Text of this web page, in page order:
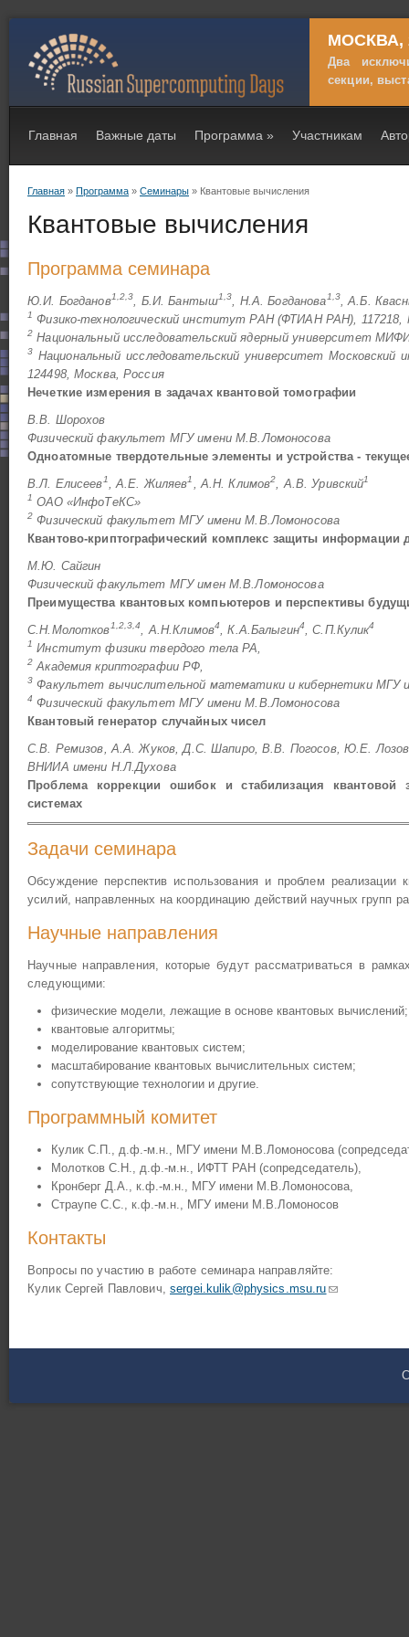
МОСКВА,
Два
секции,
Главная Важные даты Программа » Участникам
Главная » Программа » Семинары » Квантовые вычисления
Квантовые вычисления
Программа семинара
Ю.И. Богданов1,2,3 , Б.И. Бантыш1,3 , Н.А. Богданова1,3, А.Б.
1 Физико-технологический институт РАН (ФТИАН РАН), 117218,
2 Национальный исследовательский ядерный университет
3 Национальный исследовательский университет
124498, Москва, Россия
Нечеткие измерения в задачах квантовой томографии
В.В. Шорохов
Физический факультет МГУ имени М.В.Ломоносова
Одноатомные твердотельные элементы и устройства -
В.Л. Елисеев1 , А.Е. Жиляев1 , А.Н. Климов2 , А.В. Уривский1
1 ОАО «ИнфоТеКС»
2 Физический факультет МГУ имени М.В.Ломоносова
Квантово-криптографический комплекс защиты информации
М.Ю. Сайгин
Физический факультет МГУ имен М.В.Ломоносова
Преимущества квантовых компьютеров и перспективы
С.Н.Молотков1,2,3,4 , А.Н.Климов4 , К.А.Балыгин4 , С.П.Кулик4
1 Институт физики твердого тела РА,
2 Академия криптографии РФ,
3 Факультет вычислительной математики и кибернетики МГУ
4 Физический факультет МГУ имени М.В.Ломоносова
Квантовый генератор случайных чисел
С.В. Ремизов, А.А. Жуков, Д.С. Шапиро, В.В. Погосов, Ю.Е.
ВНИИА имени Н.Л.Духова
Проблема коррекции ошибок и стабилизация квантовой
системах
Задачи семинара
Обсуждение перспектив использования и проблем реализации
усилий, направленных на координацию действий научных групп
Научные направления
Научные направления, которые будут рассматриваться в
следующими:
физические модели, лежащие в основе квантовых вычислений;
квантовые алгоритмы;
моделирование квантовых систем;
масштабирование квантовых вычислительных систем;
сопутствующие технологии и другие.
Программный комитет
Кулик С.П., д.ф.-м.н., МГУ имени М.В.Ломоносова
Молотков С.Н., д.ф.-м.н., ИФТТ РАН (сопредседатель),
Кронберг Д.А., к.ф.-м.н., МГУ имени М.В.Ломоносова,
Страупе С.С., к.ф.-м.н., МГУ имени М.В.Ломоносов
Контакты
Вопросы по участию в работе семинара направляйте:
Кулик Сергей Павлович, sergei.kulik@physics.msu.ru (ссылка для